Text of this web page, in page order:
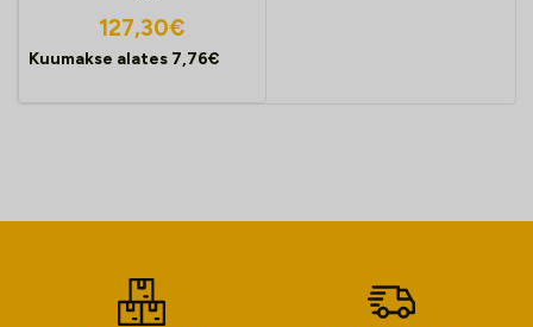
127,30€
Kuumakse alates 7,76€